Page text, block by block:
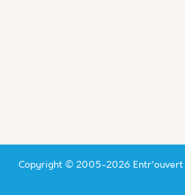
Copyright © 2005-2026 Entr'ouvert